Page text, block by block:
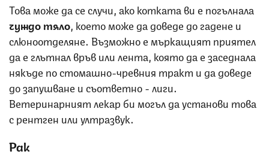
Това може да се случи, ако котката ви е погълнала
чуждо тяло , което може да доведе до гадене и
слюноотделяне. Възможно е мъркащият приятел
да е глътнал връв или лента, която да е заседнала
някъде по стомашно-чревния тракт и да доведе
до запушване и съответно - лиги.
Ветеринарният лекар би могъл да установи това
с рентген или ултразвук.
Рак